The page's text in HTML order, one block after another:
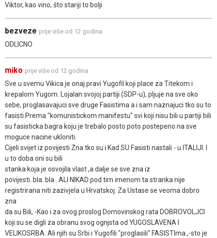
Viktor, kao vino, što stariji to bolji
bezveze prije više od 12 godina
ODLICNO
miko prije više od 12 godina
Sve u svemu Vikica je onaj pravi Yugofil koji place za Titekom i
krepalom Yugom. Lojalan svojoj partiji (SDP-u), pljuje na sve oko
sebe, proglasavajuci sve druge Fasistima a i sam naznajuci tko su to
fasisti.Prema "komunistickom manifestu" svi koji nisu bili u partiji bili
su fasisticka bagra koju je trebalo posto poto postepeno na sve
moguce nacine ukloniti.
Cijeli svijet iz povijesti Zna tko su i Kad SU Fasisti nastali - u ITALIJI. I
u to doba oni su bili
stanka koja je osvojila vlast ,a dalje se sve zna iz
povijesti..bla..bla...ALI NIKAD pod tim imenom ta stranka nije
registrirana niti zazivjela u Hrvatskoj. Za Ustase se veoma dobro
zna
da su Bili, -Kao i za ovog proslog Domovinskog rata DOBROVOLJCI
koji su se digli za obranu svog ognjsta od YUGOSLAVENA I
VELIKOSRBA. Ali njih su Srbi i Yugofili "proglasili" FASISTIma.,-sto je